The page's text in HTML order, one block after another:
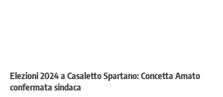
Elezioni 2024 a Casaletto Spartano: Concetta Amato
confermata sindaca